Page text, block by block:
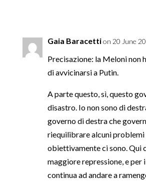
Gaia Baracettion 20 June
Precisazione: la Meloni non
di avvicinarsi a Putin.
A parte questo, sì, questo
disastro. Io non sono di
governo di destra che
riequilibrare alcuni problemi
obiettivamente ci sono. Qui
maggiore repressione, e per
continua ad andare a